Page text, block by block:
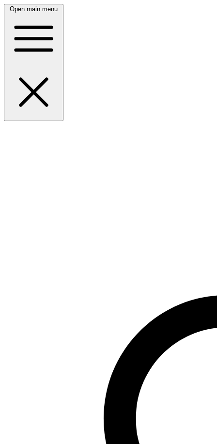
Open main menu